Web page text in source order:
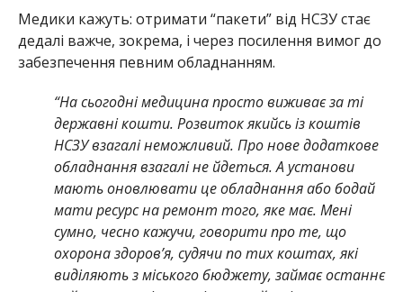
Медики кажуть: отримати “пакети” від НСЗУ стає
дедалі важче, зокрема, і через посилення вимог до
забезпечення певним обладнанням.
“На сьогодні медицина просто виживає за ті
державні кошти. Розвиток якийсь із коштів
НСЗУ взагалі неможливий. Про нове додаткове
обладнання взагалі не йдеться. А установи
мають оновлювати це обладнання або бодай
мати ресурс на ремонт того, яке має. Мені
сумно, чесно кажучи, говорити про те, що
охорона здоров’я, судячи по тих коштах, які
виділяють з міського бюджету, займає останнє